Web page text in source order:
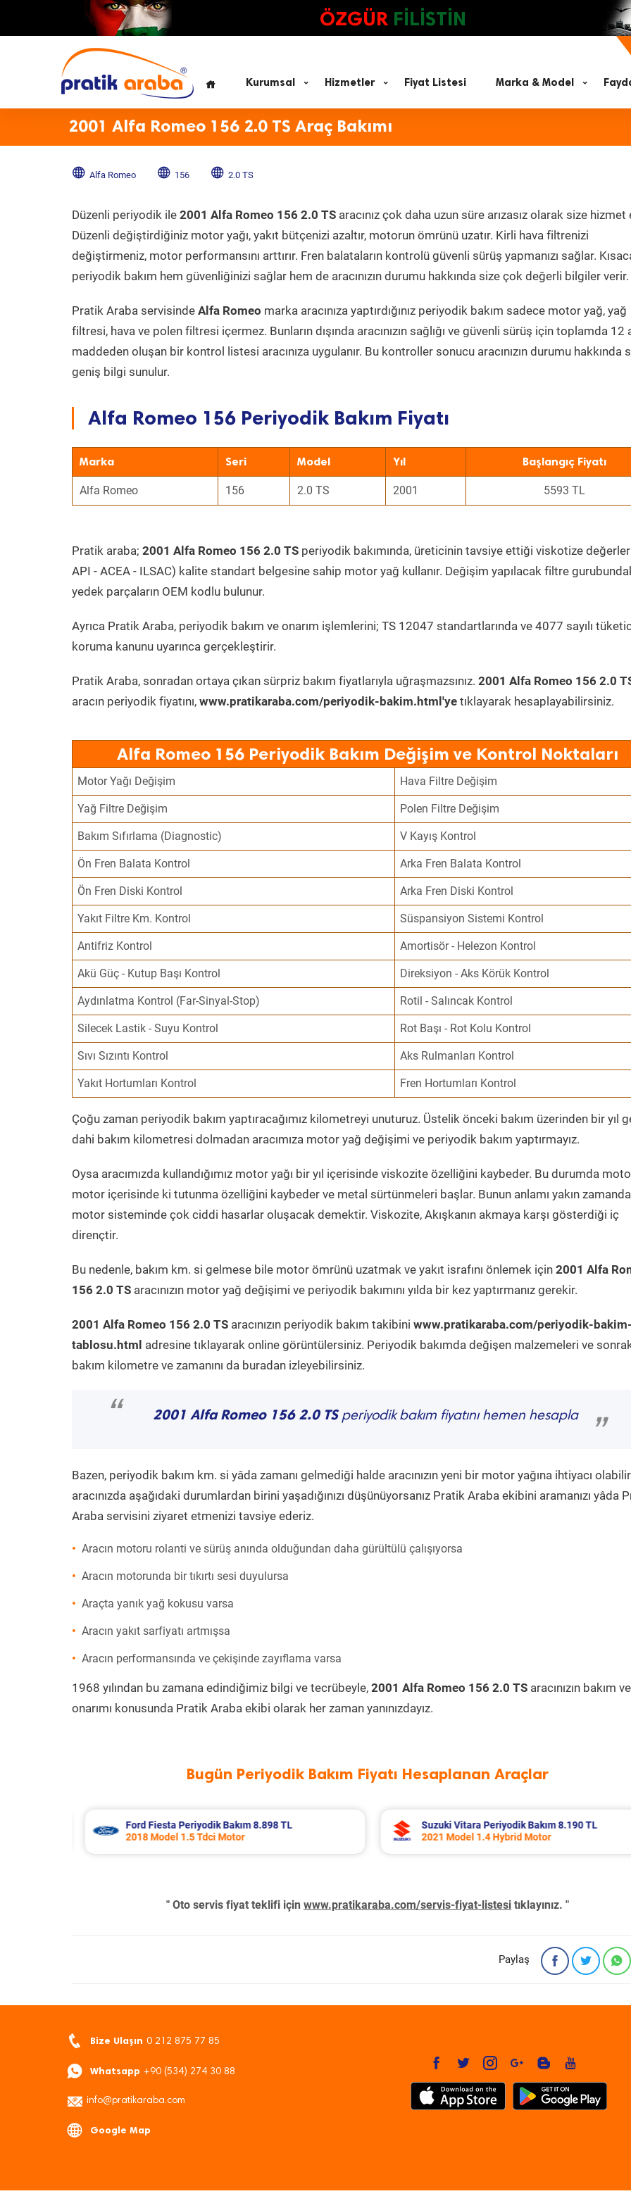
ÖZGÜR FİLİSTİN
Kurumsal Hizmetler Fiyat Listesi Marka & Model
2001 Alfa Romeo 156 2.0 TS Araç Bakımı
Alfa Romeo 156 2.0 TS
Düzenli periyodik ile 2001 Alfa Romeo 156 2.0 TS aracınız çok daha uzun süre arızasız olarak size hizmet
Düzenli değiştirdiğiniz motor yağı, yakıt bütçenizi azaltır, motorun ömrünü uzatır. Kirli hava filtrenizi
değiştirmeniz, motor performansını arttırır. Fren balataların kontrolü güvenli sürüş yapmanızı sağlar.
periyodik bakım hem güvenliğinizi sağlar hem de aracınızın durumu hakkında size çok değerli bilgiler verir.
Pratik Araba servisinde Alfa Romeo marka aracınıza yaptırdığınız periyodik bakım sadece motor yağ, yağ
filtresi, hava ve polen filtresi içermez. Bunların dışında aracınızın sağlığı ve güvenli sürüş için toplamda 12
maddeden oluşan bir kontrol listesi aracınıza uygulanır. Bu kontroller sonucu aracınızın durumu hakkında
geniş bilgi sunulur.
Alfa Romeo 156 Periyodik Bakım Fiyatı
Marka Seri Model Yıl Başlangıç Fiyatı
Alfa Romeo 156 2.0 TS 2001 5593 TL
Pratik araba; 2001 Alfa Romeo 156 2.0 TS periyodik bakımında, üreticinin tavsiye ettiği viskotize
API - ACEA - ILSAC) kalite standart belgesine sahip motor yağ kullanır. Değişim yapılacak filtre
yedek parçaların OEM kodlu bulunur.
Ayrıca Pratik Araba, periyodik bakım ve onarım işlemlerini; TS 12047 standartlarında ve 4077 sayılı
koruma kanunu uyarınca gerçekleştirir.
Pratik Araba, sonradan ortaya çıkan sürpriz bakım fiyatlarıyla uğraşmazsınız. 2001 Alfa Romeo 156 2.0
aracın periyodik fiyatını, www.pratikaraba.com/periyodik-bakim.html'ye tıklayarak hesaplayabilirsiniz.
Alfa Romeo 156 Periyodik Bakım Değişim ve Kontrol Noktaları
Motor Yağı Değişim Hava Filtre Değişim
Yağ Filtre Değişim Polen Filtre Değişim
Bakım Sıfırlama (Diagnostic) V Kayış Kontrol
Ön Fren Balata Kontrol Arka Fren Balata Kontrol
Ön Fren Diski Kontrol Arka Fren Diski Kontrol
Yakıt Filtre Km. Kontrol Süspansiyon Sistemi Kontrol
Antifriz Kontrol Amortisör - Helezon Kontrol
Akü Güç - Kutup Başı Kontrol Direksiyon - Aks Körük Kontrol
Aydınlatma Kontrol (Far-Sinyal-Stop) Rotil - Salıncak Kontrol
Silecek Lastik - Suyu Kontrol Rot Başı - Rot Kolu Kontrol
Sıvı Sızıntı Kontrol Aks Rulmanları Kontrol
Yakıt Hortumları Kontrol Fren Hortumları Kontrol
Çoğu zaman periyodik bakım yaptıracağımız kilometreyi unuturuz. Üstelik önceki bakım üzerinden bir yıl
dahi bakım kilometresi dolmadan aracımıza motor yağ değişimi ve periyodik bakım yaptırmayız.
Oysa aracımızda kullandığımız motor yağı bir yıl içerisinde viskozite özelliğini kaybeder. Bu durumda
motor içerisinde ki tutunma özelliğini kaybeder ve metal sürtünmeleri başlar. Bunun anlamı yakın zamanda
motor sisteminde çok ciddi hasarlar oluşacak demektir. Viskozite, Akışkanın akmaya karşı gösterdiği iç
dirençtir.
Bu nedenle, bakım km. si gelmese bile motor ömrünü uzatmak ve yakıt israfını önlemek için 2001 Alfa
156 2.0 TS aracınızın motor yağ değişimi ve periyodik bakımını yılda bir kez yaptırmanız gerekir.
2001 Alfa Romeo 156 2.0 TS aracınızın periyodik bakım takibini www.pratikaraba.com/periyodik-bakim-
tablosu.html adresine tıklayarak online görüntülersiniz. Periyodik bakımda değişen malzemeleri ve
bakım kilometre ve zamanını da buradan izleyebilirsiniz.
“ 2001 Alfa Romeo 156 2.0 TSperiyodik bakım fiyatını hemen hesapla
”
Bazen, periyodik bakım km. si yâda zamanı gelmediği halde aracınızın yeni bir motor yağına ihtiyacı
aracınızda aşağıdaki durumlardan birini yaşadığınızı düşünüyorsanız Pratik Araba ekibini aramanızı yâda
Araba servisini ziyaret etmenizi tavsiye ederiz.
Aracın motoru rolanti ve sürüş anında olduğundan daha gürültülü çalışıyorsa
Aracın motorunda bir tıkırtı sesi duyulursa
Araçta yanık yağ kokusu varsa
Aracın yakıt sarfiyatı artmışsa
Aracın performansında ve çekişinde zayıflama varsa
1968 yılından bu zamana edindiğimiz bilgi ve tecrübeyle, 2001 Alfa Romeo 156 2.0 TS aracınızın bakım ve
onarımı konusunda Pratik Araba ekibi olarak her zaman yanınızdayız.
Bugün Periyodik Bakım Fiyatı Hesaplanan Araçlar
Suzuki Vitara Periyodik Bakım 8.190 TL
2021 Model 1.4 Hybrid Motor
Fiat Doblo Periyodik Bakım 7.654 TL
2022 Model 1.6 Multijet Motor
" Oto servis fiyat teklifi için www.pratikaraba.com/servis-fiyat-listesi tıklayınız. "
Paylaş
Bize Ulaşın 0 212 875 77 85
Whatsapp +90 (534) 274 30 88
info@pratikaraba.com
Google Map